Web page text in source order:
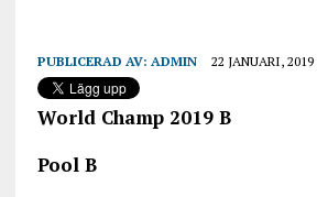
PUBLICERAD AV: ADMIN 22 JANUARI, 2019
World Champ 2019 B
Pool B